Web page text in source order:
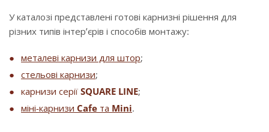
У каталозі представлені готові карнизні рішення для
різних типів інтер’єрів і способів монтажу:
металеві карнизи для штор;
стельові карнизи;
карнизи серії SQUARE LINE;
міні-карнизи Cafe та Mini.